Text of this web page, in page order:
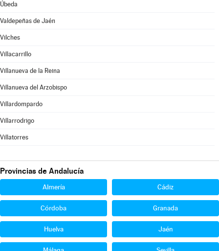
Úbeda
Valdepeñas de Jaén
Vilches
Villacarrillo
Villanueva de la Reina
Villanueva del Arzobispo
Villardompardo
Villarrodrigo
Villatorres
Provincias de Andalucía
Almería Cádiz
Córdoba Granada
Huelva Jaén